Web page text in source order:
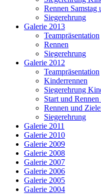
Rennen Samstag
Siegerehrung
Galerie 2013
Teampräsentation
Rennen
Siegerehrung
Galerie 2012
Teampräsentation
Kinderrennen
Siegerehrung
Start und Rennen
Rennen und
Siegerehrung
Galerie 2011
Galerie 2010
Galerie 2009
Galerie 2008
Galerie 2007
Galerie 2006
Galerie 2005
Galerie 2004